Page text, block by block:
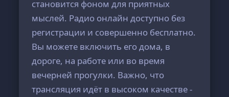
становится фоном для приятных
мыслей. Радио онлайн доступно без
регистрации и совершенно бесплатно.
Вы можете включить его дома, в
дороге, на работе или во время
вечерней прогулки. Важно, что
трансляция идёт в высоком качестве -